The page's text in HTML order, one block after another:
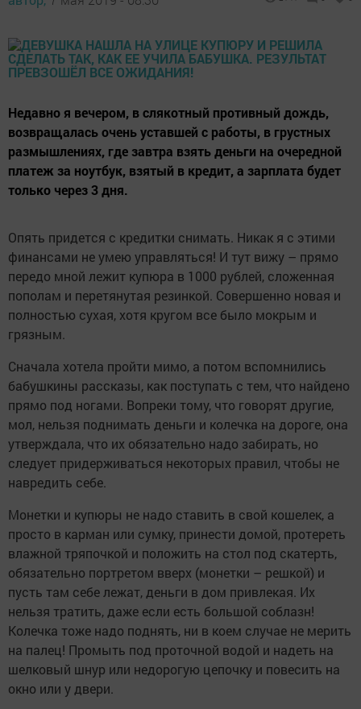
Недавно я вечером, в слякотный противный дождь,
возвращалась очень уставшей с работы, в грустных
размышлениях, где завтра взять деньги на очередной
платеж за ноутбук, взятый в кредит, а зарплата будет
только через 3 дня.
Опять придется с кредитки снимать. Никак я с этими
финансами не умею управляться! И тут вижу – прямо
передо мной лежит купюра в 1000 рублей, сложенная
пополам и перетянутая резинкой. Совершенно новая и
полностью сухая, хотя кругом все было мокрым и
грязным.
Сначала хотела пройти мимо, а потом вспомнились
бабушкины рассказы, как поступать с тем, что найдено
прямо под ногами. Вопреки тому, что говорят другие,
мол, нельзя поднимать деньги и колечка на дороге, она
утверждала, что их обязательно надо забирать, но
следует придерживаться некоторых правил, чтобы не
навредить себе.
Монетки и купюры не надо ставить в свой кошелек, а
просто в карман или сумку, принести домой, протереть
влажной тряпочкой и положить на стол под скатерть,
обязательно портретом вверх (монетки – решкой) и
пусть там себе лежат, деньги в дом привлекая. Их
нельзя тратить, даже если есть большой соблазн!
Колечка тоже надо поднять, ни в коем случае не мерить
на палец! Промыть под проточной водой и надеть на
шелковый шнур или недорогую цепочку и повесить на
окно или у двери.